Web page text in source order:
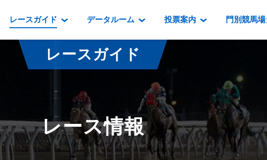
レースガイド
レース情報
払戻金一覧
騎手成績表
馬番成績表
番組・級別表ダウンロード
開催カレンダー
重賞競走体系図
スタリオンシリーズ競走
データルーム
ルーム
騎手・調教師紹介
路調教映像
遠征馬情報
映像コンテンツ
重賞競走VTR
重賞競走参考VTR
レースダイジェスト
新馬ダイジェスト
投票案内
電話・インター
場外発売所
実況・テレホンサ
発売・払戻
門別競馬
門別競馬場情報
門別競馬場グルメ
とねっこジンギスカン
いずみ食堂
ルンビニフードカフェ
勝馬屋
レースガイド
レース情報